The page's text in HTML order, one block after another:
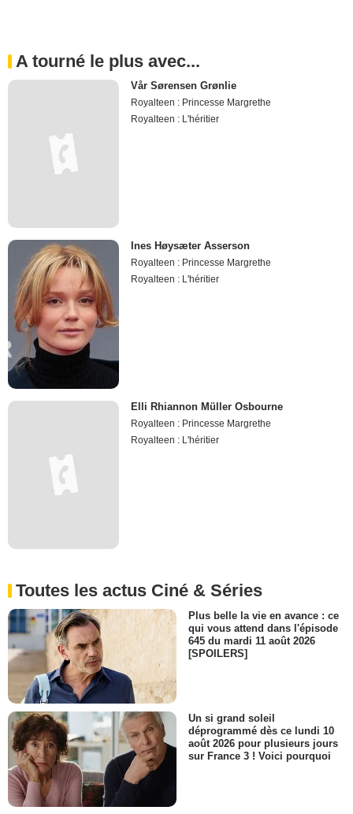
A tourné le plus avec...
Vår Sørensen Grønlie
Royalteen : Princesse Margrethe
Royalteen : L'héritier
Ines Høysæter Asserson
Royalteen : Princesse Margrethe
Royalteen : L'héritier
Elli Rhiannon Müller Osbourne
Royalteen : Princesse Margrethe
Royalteen : L'héritier
Toutes les actus Ciné & Séries
Plus belle la vie en avance : ce
qui vous attend dans l'épisode
645 du mardi 11 août 2026
[SPOILERS]
Un si grand soleil
déprogrammé dès ce lundi 10
août 2026 pour plusieurs jours
sur France 3 ! Voici pourquoi